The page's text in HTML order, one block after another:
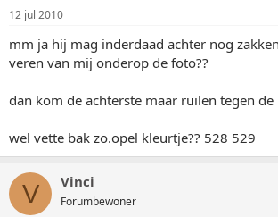
12 jul 2010
mm ja hij mag inderdaad achter nog
veren van mij onderop de foto??
dan kom de achterste maar ruilen tegen de
wel vette bak zo.opel kleurtje?? 528 529
V Vinci
Forumbewoner